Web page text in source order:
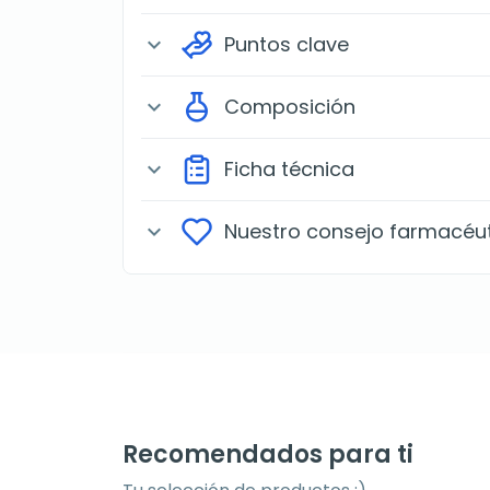
expand_more Puntos clave
expand_more Composición
expand_more Ficha técnica
expand_more Nuestro consejo
Recomendados para ti